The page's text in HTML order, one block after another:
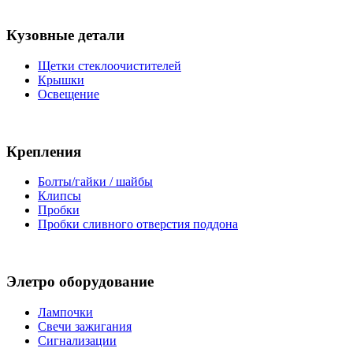
Кузовные детали
Щетки стеклоочистителей
Крышки
Освещение
Крепления
Болты/гайки / шайбы
Клипсы
Пробки
Пробки сливного отверстия поддона
Элетро оборудование
Лампочки
Свечи зажигания
Сигнализации